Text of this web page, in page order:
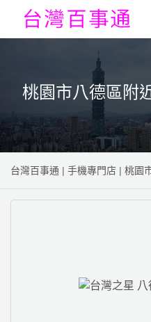
桃園市八德區附
台灣百事通 | 手機專門店 | 桃園